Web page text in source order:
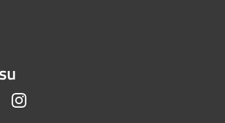
YoutubeInstagram